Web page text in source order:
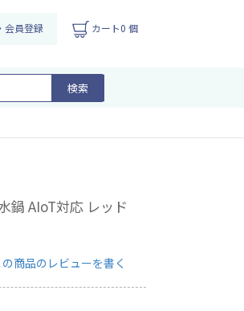
カート0 個
会員登録
検索
鍋 AIoT対応 レッド
の商品のレビューを書く